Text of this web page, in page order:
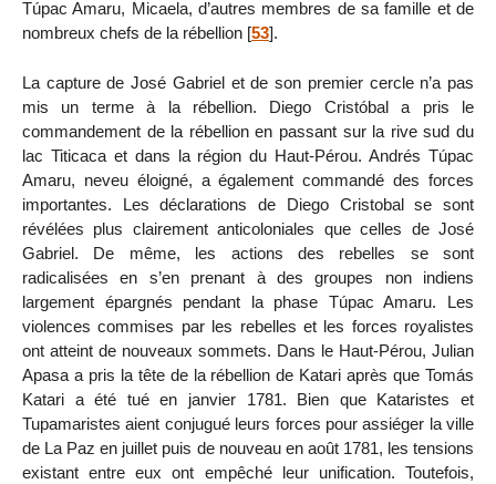
Túpac Amaru, Micaela, d’autres membres de sa famille et de
nombreux chefs de la rébellion [53].
La capture de José Gabriel et de son premier cercle n’a pas
mis un terme à la rébellion. Diego Cristóbal a pris le
commandement de la rébellion en passant sur la rive sud du
lac Titicaca et dans la région du Haut-Pérou. Andrés Túpac
Amaru, neveu éloigné, a également commandé des forces
importantes. Les déclarations de Diego Cristobal se sont
révélées plus clairement anticoloniales que celles de José
Gabriel. De même, les actions des rebelles se sont
radicalisées en s’en prenant à des groupes non indiens
largement épargnés pendant la phase Túpac Amaru. Les
violences commises par les rebelles et les forces royalistes
ont atteint de nouveaux sommets. Dans le Haut-Pérou, Julian
Apasa a pris la tête de la rébellion de Katari après que Tomás
Katari a été tué en janvier 1781. Bien que Kataristes et
Tupamaristes aient conjugué leurs forces pour assiéger la ville
de La Paz en juillet puis de nouveau en août 1781, les tensions
existant entre eux ont empêché leur unification. Toutefois,